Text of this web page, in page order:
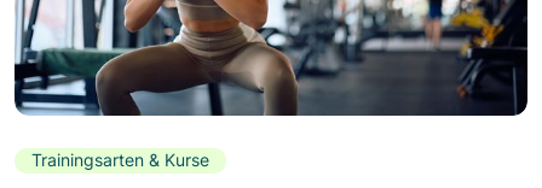
Trainingsarten & Kurse